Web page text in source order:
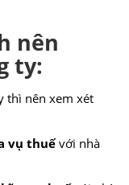
nên
ty:
thì nên xem xét
vụ thuếvới nhà